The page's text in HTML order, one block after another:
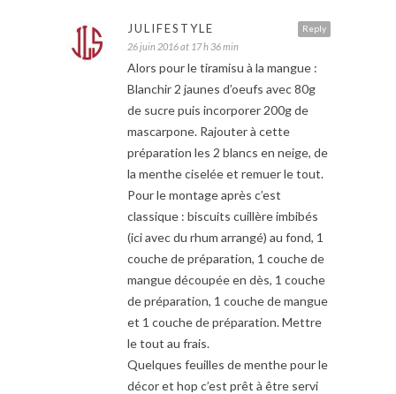
Reply
JULIFESTYLE
26 juin 2016 at 17 h 36 min
Alors pour le tiramisu à la mangue :
Blanchir 2 jaunes d’oeufs avec 80g
de sucre puis incorporer 200g de
mascarpone. Rajouter à cette
préparation les 2 blancs en neige, de
la menthe ciselée et remuer le tout.
Pour le montage après c’est
classique : biscuits cuillère imbibés
(ici avec du rhum arrangé) au fond, 1
couche de préparation, 1 couche de
mangue découpée en dès, 1 couche
de préparation, 1 couche de mangue
et 1 couche de préparation. Mettre
le tout au frais.
Quelques feuilles de menthe pour le
décor et hop c’est prêt à être servi